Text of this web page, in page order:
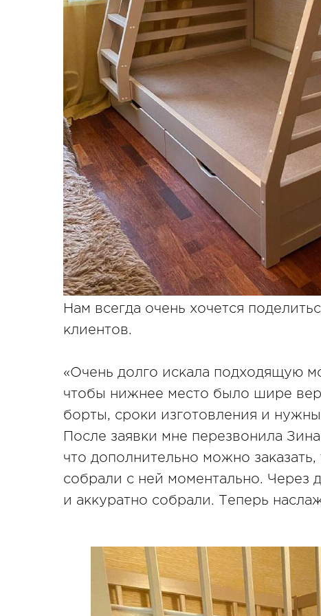
Нам всегда очень хочется
клиентов.
«Очень долго искала подходящую
чтобы нижнее место было шире
борты, сроки изготовления и
После заявки мне перезвонила
что дополнительно можно
собрали с ней моментально. Через
и аккуратно собрали. Теперь